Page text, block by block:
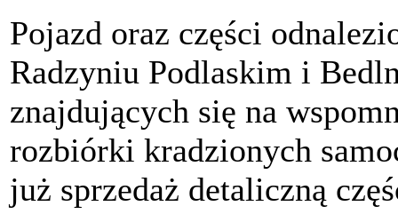
Pojazd oraz części
Radzyniu Podlaskim i
znajdujących się na
rozbiórki kradzionych
już sprzedaż detaliczną